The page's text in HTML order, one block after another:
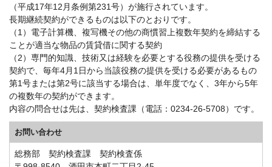
（平成17年12月条例第231号）が施行されています。
長期継続契約ができるものは以下のとおりです。
（1）電子計算機、複写機その他の商慣習上複数年契約を締結する
ことが適当な物品の賃貸借に関する契約
（2）専門的知識、技術又は経験を必要とする役務の提供を受ける
契約で、毎年4月1日から当該役務の提供を受ける必要があるもの
第1号または第2号に該当する場合は、単年度でなく、3年から5年
の複数年の契約ができます。
内容の問合せは先は、契約検査課（電話：0234-26-5708）です。
お問い合わせ
総務部 契約検査課 契約検査係